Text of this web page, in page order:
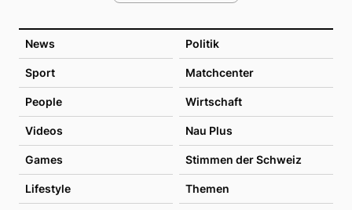
News Politik
Sport Matchcenter
People Wirtschaft
Videos Nau Plus
Games Stimmen der Schweiz
Lifestyle Themen